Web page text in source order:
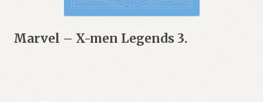
Marvel – X-men Legends 3.